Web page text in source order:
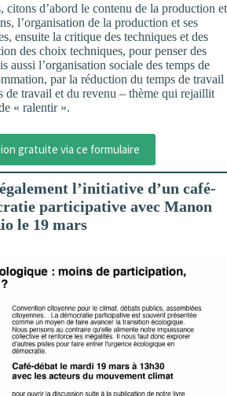
citons d’abord le contenu de la production et
l’organisation de la production et ses
ensuite la critique des techniques et des
des choix techniques, pour penser des
aussi l’organisation sociale des temps de
par la réduction du temps de travail
de travail et du revenu – thème qui rejaillit
« ralentir ».
gratuite via ce formulaire
l’initiative d’un café-
participative avec Manon
le 19 mars